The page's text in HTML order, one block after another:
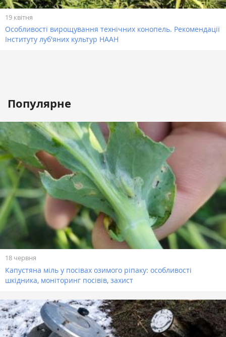
19 квітня
Особливості вирощування технічних конопель. Рекомендації
Інституту луб'яних культур НААН
Популярне
18 червня
Капустяна міль у посівах озимого ріпаку: особливості
шкідника, моніторинг посівів, захист